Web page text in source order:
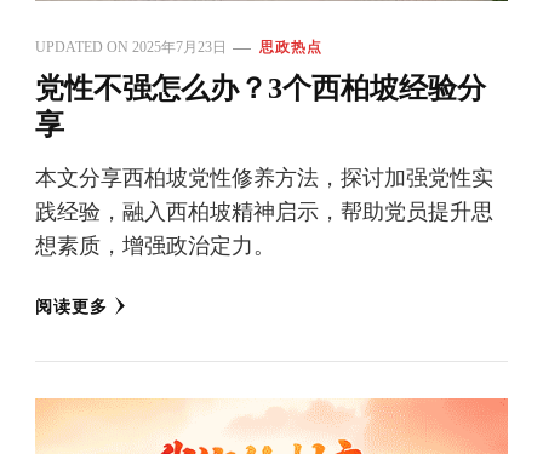
UPDATED ON 2025年7月23日 思政热点
党性不强怎么办？3个西柏坡经验分
享
本文分享西柏坡党性修养方法，探讨加强党性实
践经验，融入西柏坡精神启示，帮助党员提升思
想素质，增强政治定力。
阅读更多